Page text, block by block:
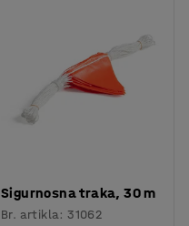
Sigurnosna traka, 30 m
Br. artikla:31062